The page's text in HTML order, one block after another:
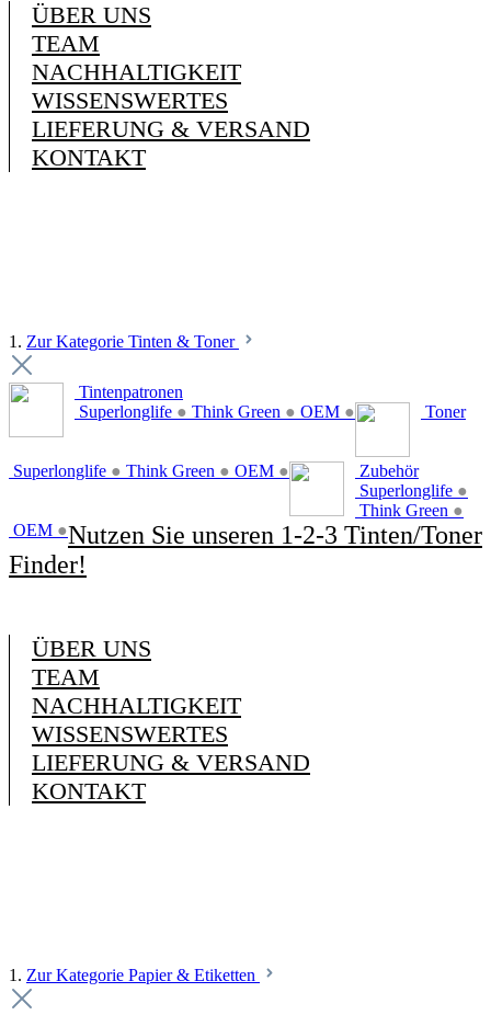
ÜBER UNS
TEAM
NACHHALTIGKEIT
WISSENSWERTES
LIEFERUNG & VERSAND
KONTAKT
1. Zur Kategorie Tinten & Toner
Tintenpatronen
Superlonglife ● Think Green ● OEM ● Toner
Superlonglife ● Think Green ● OEM ●
Zubehör
Superlonglife ●
Think Green ●
OEM ●Nutzen Sie unseren 1-2-3 Tinten/Toner
Finder!
ÜBER UNS
TEAM
NACHHALTIGKEIT
WISSENSWERTES
LIEFERUNG & VERSAND
KONTAKT
1. Zur Kategorie Papier & Etiketten